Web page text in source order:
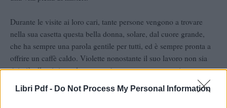
Libri Pdf - Do Not Process My Personal Information
Durante le visite ai loro cari, tante persone vengono a trovare
nella sua casetta questa bella donna, solare, dal cuore grande,
che ha sempre una parola gentile per tutti, ed è sempre pronta a
offrire un caffè caldo. Violette nonostante il suo lavoro non sia
dei più allegri riesce lo stesso ad essere un personaggio
incantevole grazie al suo atteggiamento, infatti: trascrive tutti i
discorsi che si tengono durante i riti funebri, pulisce le lapidi,